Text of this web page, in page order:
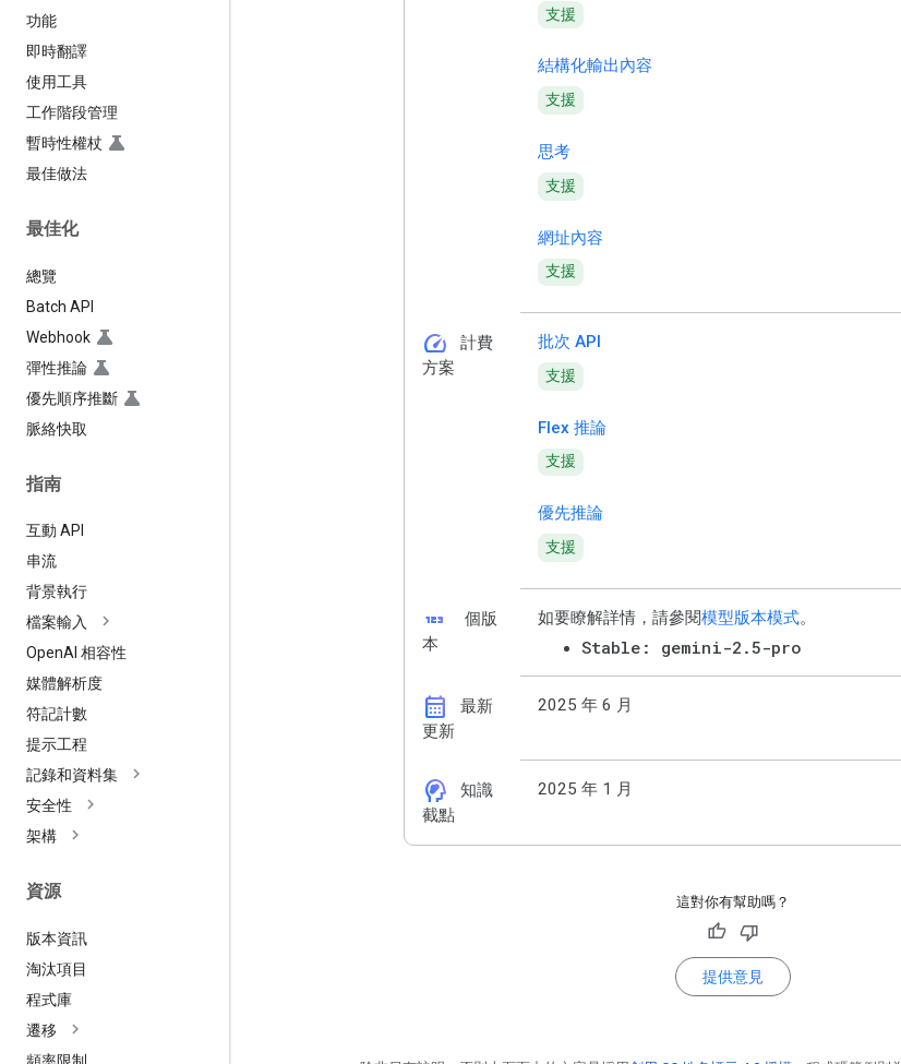
功能
即時翻譯
使用工具
工作階段管理
暫時性權杖
最佳做法
最佳化
總覽
Batch API
Webhook
彈性推論
優先順序推斷
脈絡快取
指南
互動 API
串流
背景執行
檔案輸入
OpenAI 相容性
媒體解析度
符記計數
提示工程
記錄和資料集
安全性
架構
資源
版本資訊
淘汰項目
程式庫
遷移
頻率限制
支援
結構化輸出內容
支援
思考
支援
網址內容
支援
speed
計費
方案
批次 API
支援
Flex 推論
支援
優先推論
支援
123
個版
本
如要瞭解詳情，請參閱模型版本模式。
Stable: gemini-2.5-pro
calendar_month
最新
更新
2025 年 6 月
cognition_2
知識
截點
2025 年 1 月
這對你有幫助嗎？
提供意見